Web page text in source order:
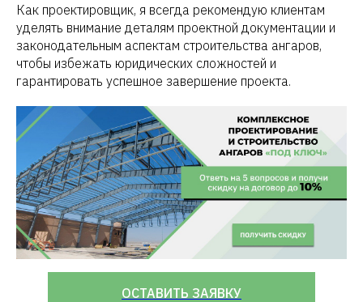
Как проектировщик, я всегда рекомендую клиентам
уделять внимание деталям проектной документации и
законодательным аспектам строительства ангаров,
чтобы избежать юридических сложностей и
гарантировать успешное завершение проекта.
ОСТАВИТЬ ЗАЯВКУ